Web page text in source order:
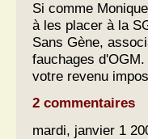
Si comme
à les placer à la
Sans Gène,
fauchages
votre revenu
2 commentaires
mardi, janvier 1